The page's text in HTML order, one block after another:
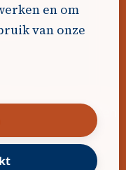
voorwaarden
Cookiebeleid|
en om
van onze